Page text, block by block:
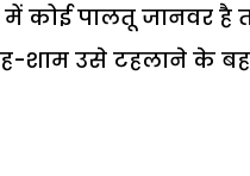
पालतू जानवर है
शाम उसे टहलाने के